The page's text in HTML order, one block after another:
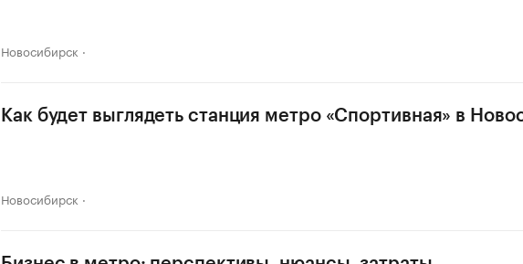
Новосибирск
Как будет выглядеть станция метро «Спортивная» в
Новосибирск